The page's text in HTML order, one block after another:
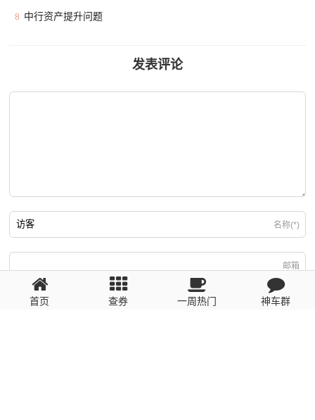
8 中行资产提升问题
发表评论
名称(*)
邮箱
回复需填写必要信息
首页 查券 一周热门 神车群